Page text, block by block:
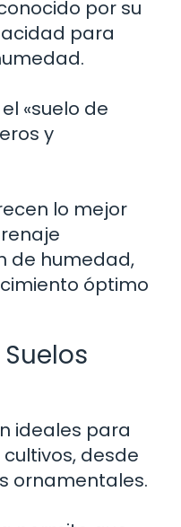
por su
para
«suelo de
y
lo mejor
de humedad,
óptimo
ideales para
desde
ornamentales.